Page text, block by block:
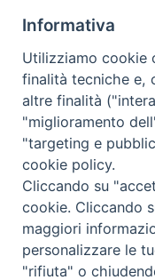
Curia Piombino:
Via Don
E-mail:
Privacy policy -
Informativa
Utilizziamo cookie
finalità tecniche e,
altre finalità
"miglioramento
"targeting e
cookie policy.
Cliccando su
cookie. Cliccando
maggiori
personalizzare le
"rifiuta" o